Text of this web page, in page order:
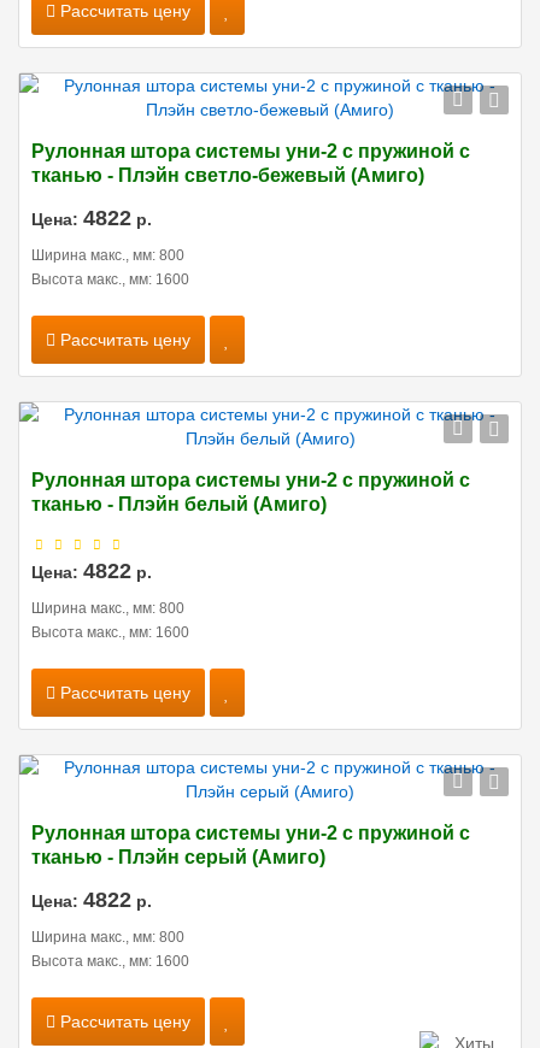
Рассчитать цену
Рулонная штора системы уни-2 с пружиной с
тканью - Плэйн светло-бежевый (Амиго)
Цена: 4822 р.
Ширина макс., мм: 800
Высота макс., мм: 1600
Рассчитать цену
Рулонная штора системы уни-2 с пружиной с
тканью - Плэйн белый (Амиго)
Цена: 4822 р.
Ширина макс., мм: 800
Высота макс., мм: 1600
Рассчитать цену
Рулонная штора системы уни-2 с пружиной с
тканью - Плэйн серый (Амиго)
Цена: 4822 р.
Ширина макс., мм: 800
Высота макс., мм: 1600
Рассчитать цену